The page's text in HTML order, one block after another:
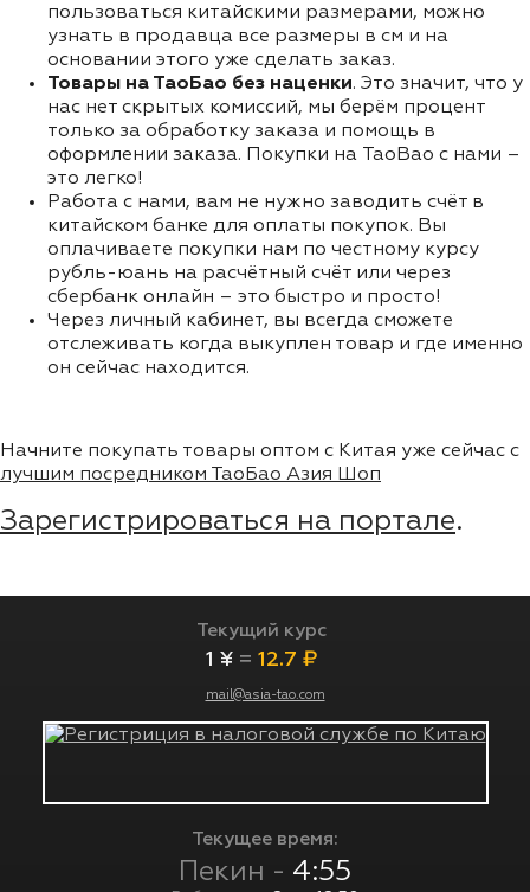
пользоваться китайскими размерами, можно
узнать в продавца все размеры в см и на
основании этого уже сделать заказ.
Товары на ТаоБао без наценки. Это значит, что у
нас нет скрытых комиссий, мы берём процент
только за обработку заказа и помощь в
оформлении заказа. Покупки на TaoBao с нами –
это легко!
Работа с нами, вам не нужно заводить счёт в
китайском банке для оплаты покупок. Вы
оплачиваете покупки нам по честному курсу
рубль-юань на расчётный счёт или через
сбербанк онлайн – это быстро и просто!
Через личный кабинет, вы всегда сможете
отслеживать когда выкуплен товар и где именно
он сейчас находится.
Начните покупать товары оптом с Китая уже сейчас с
лучшим посредником ТаоБао Азия Шоп
Зарегистрироваться на портале.
Текущий курс
1 ¥ = 12.7 ₽
mail@asia-tao.com
Текущее время:
Пекин - 4:55